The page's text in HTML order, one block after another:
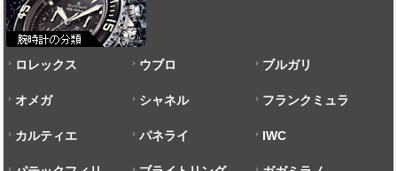
ロレックス ウブロ ブルガリ
オメガ シャネル フランクミュラ
ー
カルティエ パネライ IWC